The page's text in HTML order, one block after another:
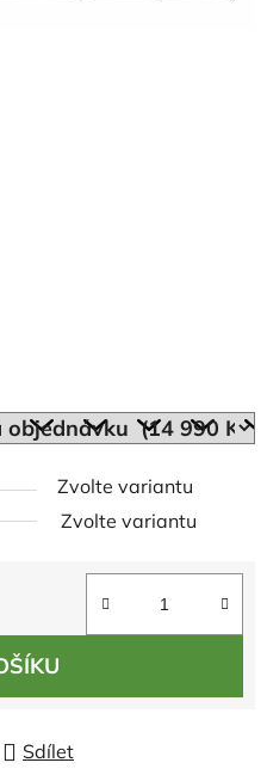
Zvolte variantu
Zvolte variantu
Sdílet